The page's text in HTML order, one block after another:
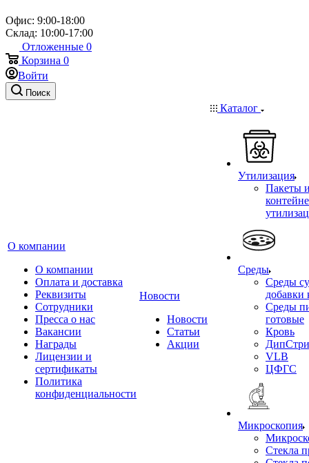
Офис: 9:00-18:00
Склад: 10:00-17:00
Отложенные 0
Корзина 0
Войти
Поиск
О компании
О компании
Оплата и доставка
Реквизиты
Сотрудники
Пресса о нас
Вакансии
Награды
Лицензии и
сертификаты
Политика
конфиденциальности
Новости
Новости
Статьи
Акции
Каталог
Утилизация
Пакеты
Среды
Среды
добавки
Среды
готовые
Кровь
VLB
ЦФГС
Микроскопия
Стекла